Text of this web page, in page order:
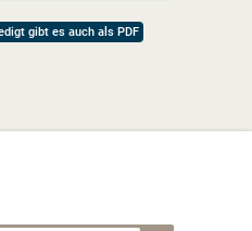
gibt es auch als PDF